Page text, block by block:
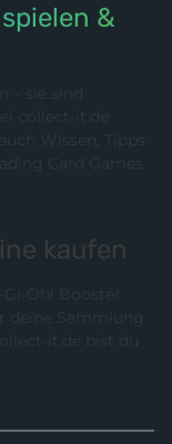
&
– sie sind
collect-it.de
Wissen, Tipps
Card Games
kaufen
Oh! Booster
deine Sammlung
it.de bist du